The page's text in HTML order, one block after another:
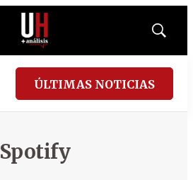
Mostrar
ÚLTIMAS NOTICIAS
Spotify